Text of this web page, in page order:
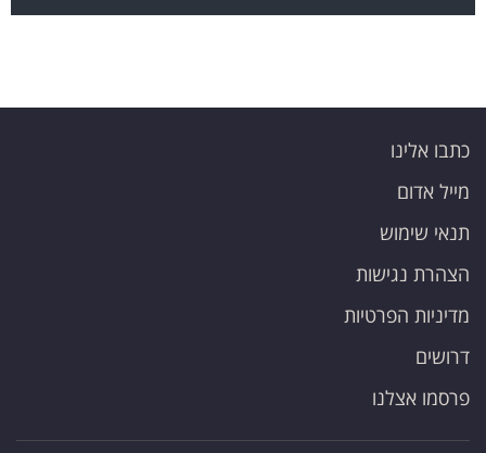
כתבו אלינו
מייל אדום
תנאי שימוש
הצהרת נגישות
מדיניות הפרטיות
דרושים
פרסמו אצלנו